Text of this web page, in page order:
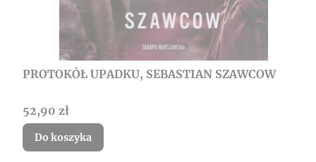
PROTOKÓŁ UPADKU, SEBASTIAN SZAWCOW
Cena
52,90 zł
Do koszyka